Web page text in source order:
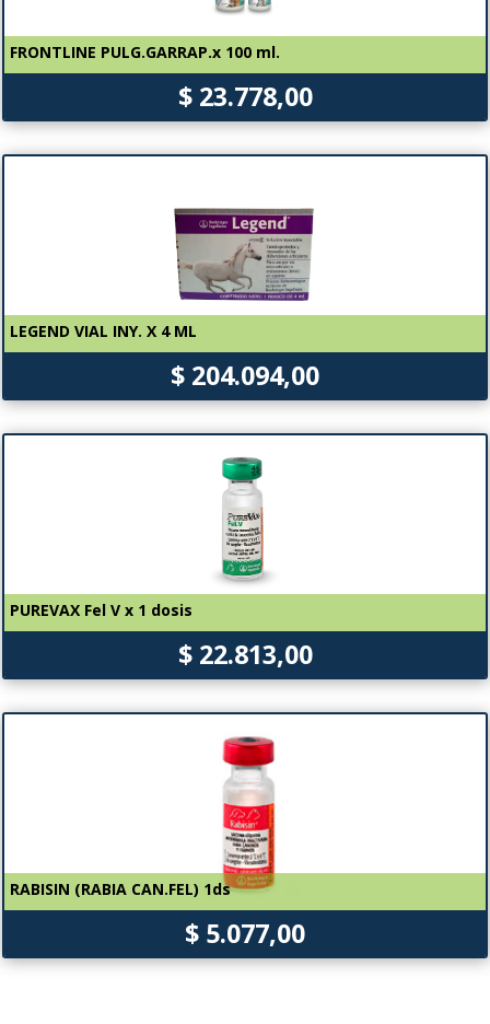
FRONTLINE PULG.GARRAP.x 100 ml.
$ 23.778,00
LEGEND VIAL INY. X 4 ML
$ 204.094,00
PUREVAX Fel V x 1 dosis
$ 22.813,00
RABISIN (RABIA CAN.FEL) 1ds
$ 5.077,00